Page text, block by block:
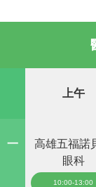
上午
一
高雄五福諾
眼科
10:00-13:00